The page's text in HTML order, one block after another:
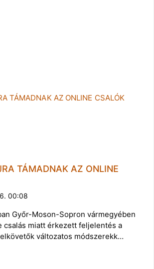
TÁMADNAK AZ ONLINE
00:08
Győr-Moson-Sopron vármegyében
csalás miatt érkezett feljelentés a
változatos módszerekk…